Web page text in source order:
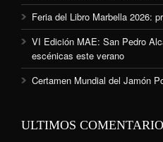
Feria del Libro Marbella 2026:
VI Edición MAE: San Pedro
escénicas este verano
Certamen Mundial del Jamón
ULTIMOS